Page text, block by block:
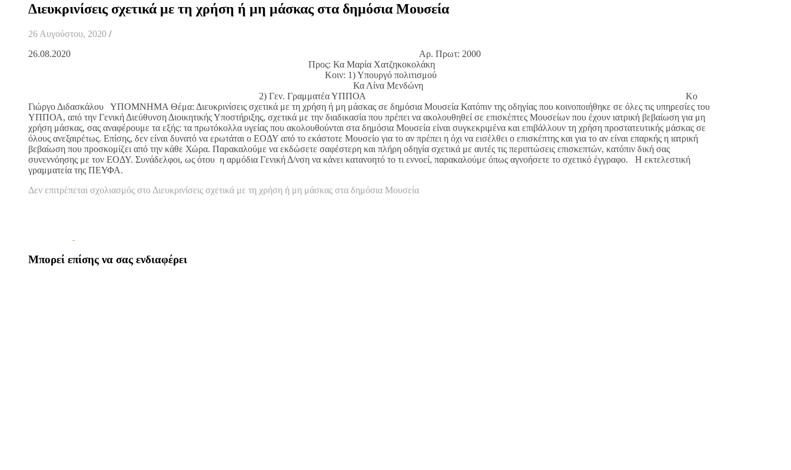
Διευκρινίσεις σχετικά με τη χρήση ή μη μάσκας στα δημόσια Μουσεία
26 Αυγούστου, 2020 /
26.08.2020 Αρ. Πρωτ: 2000
Προς: Κα Μαρία Χατζηκοκολάκη
Κοιν: 1) Υπουργό πολιτισμού
Κα Λίνα Μενδώνη
2) Γεν. Γραμματέα ΥΠΠΟΑ Κο
Γιώργο Διδασκάλου ΥΠΟΜΝΗΜΑ Θέμα: Διευκρινίσεις σχετικά με τη χρήση ή μη μάσκας σε δημόσια Μουσεία Κατόπιν της οδηγίας που κοινοποιήθηκε σε όλες τις υπηρεσίες του
ΥΠΠΟΑ, από την Γενική Διεύθυνση Διοικητικής Υποστήριξης, σχετικά με την διαδικασία που πρέπει να ακολουθηθεί σε επισκέπτες Μουσείων που έχουν ιατρική βεβαίωση για μη
χρήση μάσκας, σας αναφέρουμε τα εξής: τα πρωτόκολλα υγείας που ακολουθούνται στα δημόσια Μουσεία είναι συγκεκριμένα και επιβάλλουν τη χρήση προστατευτικής μάσκας σε
όλους ανεξαιρέτως. Επίσης, δεν είναι δυνατό να ερωτάται ο ΕΟΔΥ από το εκάστοτε Μουσείο για το αν πρέπει η όχι να εισέλθει ο επισκέπτης και για το αν είναι επαρκής η ιατρική
βεβαίωση που προσκομίζει από την κάθε Χώρα. Παρακαλούμε να εκδώσετε σαφέστερη και πλήρη οδηγία σχετικά με αυτές τις περιπτώσεις επισκεπτών, κατόπιν δική σας
συνεννόησης με τον ΕΟΔΥ. Συνάδελφοι, ως ότου η αρμόδια Γενική Δ/νση να κάνει κατανοητό το τι εννοεί, παρακαλούμε όπως αγνοήσετε το σχετικό έγγραφο. Η εκτελεστική
γραμματεία της ΠΕΥΦΑ.
Δεν επιτρέπεται σχολιασμός στο Διευκρινίσεις σχετικά με τη χρήση ή μη μάσκας στα δημόσια Μουσεία
Μπορεί επίσης να σας ενδιαφέρει